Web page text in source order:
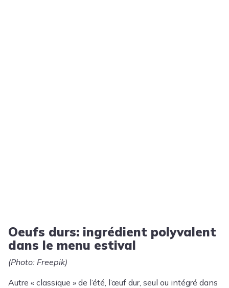
Oeufs durs: ingrédient polyvalent
dans le menu estival
(Photo: Freepik)
Autre « classique » de l’été, l’œuf dur, seul ou intégré dans